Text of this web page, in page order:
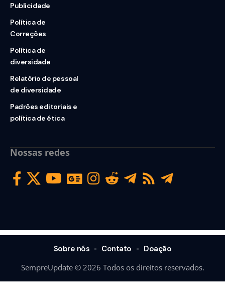
Publicidade
Política de
Correções
Política de
diversidade
Relatório de pessoal
de diversidade
Padrões editoriais e
política de ética
Nossas redes
SempreUpdate © 2026 Todos os direitos reservados.
Sobre nós Contato Doação